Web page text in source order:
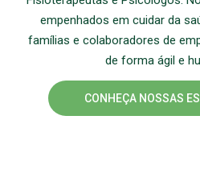
empenhados em cuidar da
famílias e colaboradores de
de forma ágil e
CONHEÇA NOSSAS